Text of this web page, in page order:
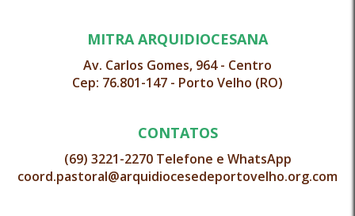
MITRA ARQUIDIOCESANA
Av. Carlos Gomes, 964 - Centro
Cep: 76.801-147 - Porto Velho (RO)
CONTATOS
(69) 3221-2270 Telefone e WhatsApp
coord.pastoral@arquidiocesedeportovelho.org.com